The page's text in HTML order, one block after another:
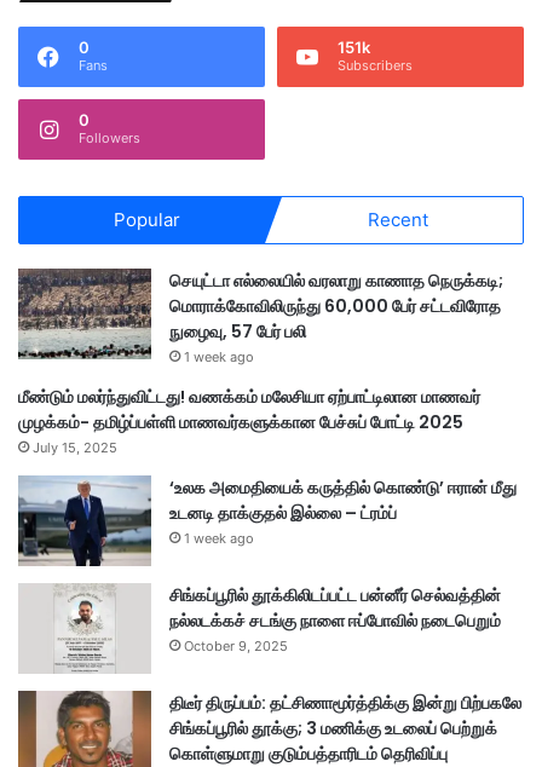
0
Fans
151k
Subscribers
0
Followers
Popular Recent
செயுட்டா எல்லையில் வரலாறு காணாத நெருக்கடி;
மொராக்கோவிலிருந்து 60,000 பேர் சட்டவிரோத
நுழைவு, 57 பேர் பலி
1 week ago
மீண்டும் மலர்ந்துவிட்டது! வணக்கம் மலேசியா ஏற்பாட்டிலான மாணவர்
முழக்கம்- தமிழ்ப்பள்ளி மாணவர்களுக்கான பேச்சுப் போட்டி 2025
July 15, 2025
‘உலக அமைதியைக் கருத்தில் கொண்டு’ ஈரான் மீது
உடனடி தாக்குதல் இல்லை – ட்ரம்ப்
1 week ago
சிங்கப்பூரில் தூக்கிலிடப்பட்ட பன்னீர் செல்வத்தின்
நல்லடக்கச் சடங்கு நாளை ஈப்போவில் நடைபெறும்
October 9, 2025
திடீர் திருப்பம்: தட்சிணாமூர்த்திக்கு இன்று பிற்பகலே
சிங்கப்பூரில் தூக்கு; 3 மணிக்கு உடலைப் பெற்றுக்
கொள்ளுமாறு குடும்பத்தாரிடம் தெரிவிப்பு